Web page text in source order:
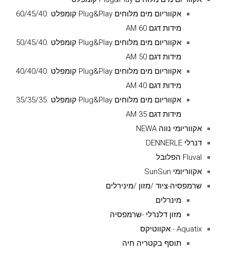
אקווריום מים מלוחים Plug&Play קומפלט .60/45/40
מידות דגם AM 60
אקווריום מים מלוחים Plug&Play קומפלט .50/45/40
מידות דגם AM 50
אקווריום מים מלוחים Plug&Play קומפלט .40/40/40
מידות דגם AM 40
אקווריום מים מלוחים Plug&Play קומפלט .35/35/35
מידות דגם AM 35
אקווריומי נווה NEWA
דנרלי DENNERLE
Fluval הפלובל
אקווריומי SunSun
שרמפסיה-ציוד /מזון /מינירלים
מינרלים
מזון דלנרלי -שרמפסיה
Aquatix - אקווטיקס
תוסף בקטריה חיה